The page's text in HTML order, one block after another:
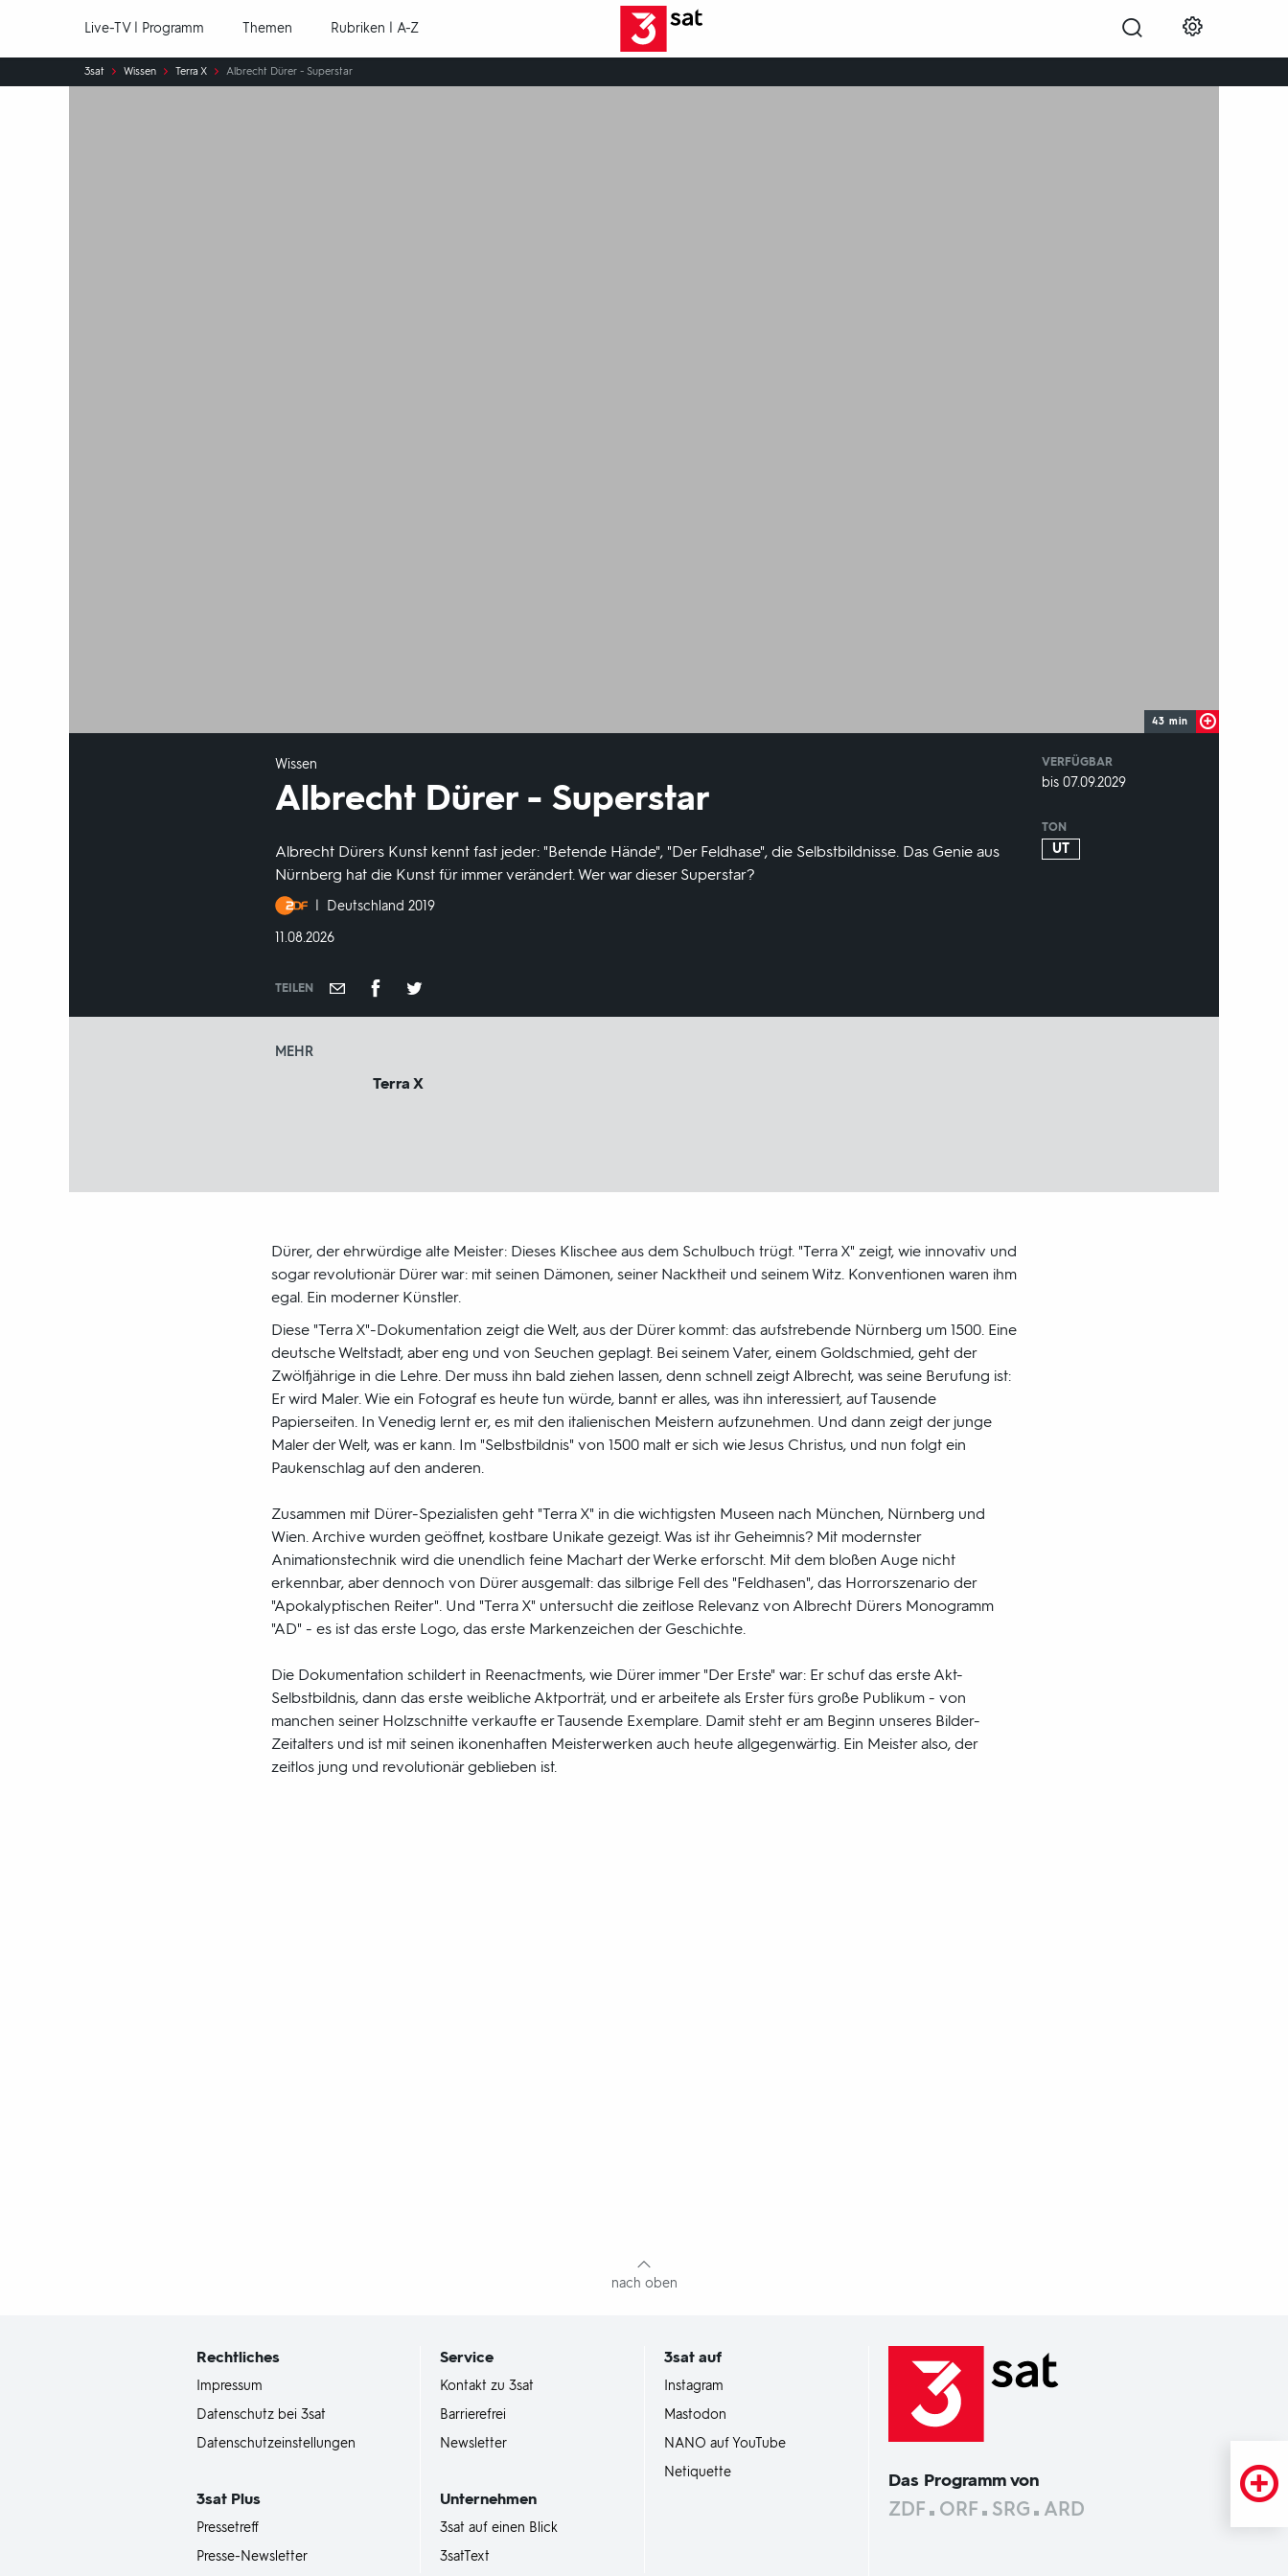
Live-TV | Programm Themen Rubriken | A-Z
Sie
sind
3sat Wissen Terra X Albrecht Dürer - Superstar
43 min
Wissen
Albrecht Dürer - Superstar
Albrecht Dürers Kunst kennt fast jeder: "Betende Hände", "Der Feldhase", die Selbstbildnisse. Das Genie aus
Nürnberg hat die Kunst für immer verändert. Wer war dieser Superstar?
Produktionsland
und
Deutschland 2019
DATUM:
11.08.2026
TEILEN
VERFÜGBAR
weltweit
VERFÜGBAR
bis 07.09.2029
TON
UT
MEHR
Terra X
Dürer, der ehrwürdige alte Meister: Dieses Klischee aus dem Schulbuch trügt. "Terra X" zeigt, wie innovativ und
sogar revolutionär Dürer war: mit seinen Dämonen, seiner Nacktheit und seinem Witz. Konventionen waren ihm
egal. Ein moderner Künstler.
Diese "Terra X"-Dokumentation zeigt die Welt, aus der Dürer kommt: das aufstrebende Nürnberg um 1500. Eine
deutsche Weltstadt, aber eng und von Seuchen geplagt. Bei seinem Vater, einem Goldschmied, geht der
Zwölfjährige in die Lehre. Der muss ihn bald ziehen lassen, denn schnell zeigt Albrecht, was seine Berufung ist:
Er wird Maler. Wie ein Fotograf es heute tun würde, bannt er alles, was ihn interessiert, auf Tausende
Papierseiten. In Venedig lernt er, es mit den italienischen Meistern aufzunehmen. Und dann zeigt der junge
Maler der Welt, was er kann. Im "Selbstbildnis" von 1500 malt er sich wie Jesus Christus, und nun folgt ein
Paukenschlag auf den anderen.
Zusammen mit Dürer-Spezialisten geht "Terra X" in die wichtigsten Museen nach München, Nürnberg und
Wien. Archive wurden geöffnet, kostbare Unikate gezeigt. Was ist ihr Geheimnis? Mit modernster
Animationstechnik wird die unendlich feine Machart der Werke erforscht. Mit dem bloßen Auge nicht
erkennbar, aber dennoch von Dürer ausgemalt: das silbrige Fell des "Feldhasen", das Horrorszenario der
"Apokalyptischen Reiter". Und "Terra X" untersucht die zeitlose Relevanz von Albrecht Dürers Monogramm
"AD" - es ist das erste Logo, das erste Markenzeichen der Geschichte.
Die Dokumentation schildert in Reenactments, wie Dürer immer "Der Erste" war: Er schuf das erste Akt-
Selbstbildnis, dann das erste weibliche Aktporträt, und er arbeitete als Erster fürs große Publikum - von
manchen seiner Holzschnitte verkaufte er Tausende Exemplare. Damit steht er am Beginn unseres Bilder-
Zeitalters und ist mit seinen ikonenhaften Meisterwerken auch heute allgegenwärtig. Ein Meister also, der
zeitlos jung und revolutionär geblieben ist.
nach oben
Rechtliches
Impressum
Datenschutz bei 3sat
Datenschutzeinstellungen
3satPlus
Pressetreff
Presse-Newsletter
Service
Kontakt zu 3sat
Barrierefrei
Newsletter
Unternehmen
3sat auf einen Blick
3satText
3sat auf
Instagram
Mastodon
NANO auf YouTube
Netiquette
Das Programm von
ZDF ORF SRG ARD